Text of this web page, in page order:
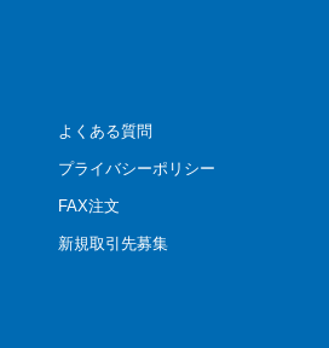
よくある質問
プライバシーポリシー
FAX注文
新規取引先募集